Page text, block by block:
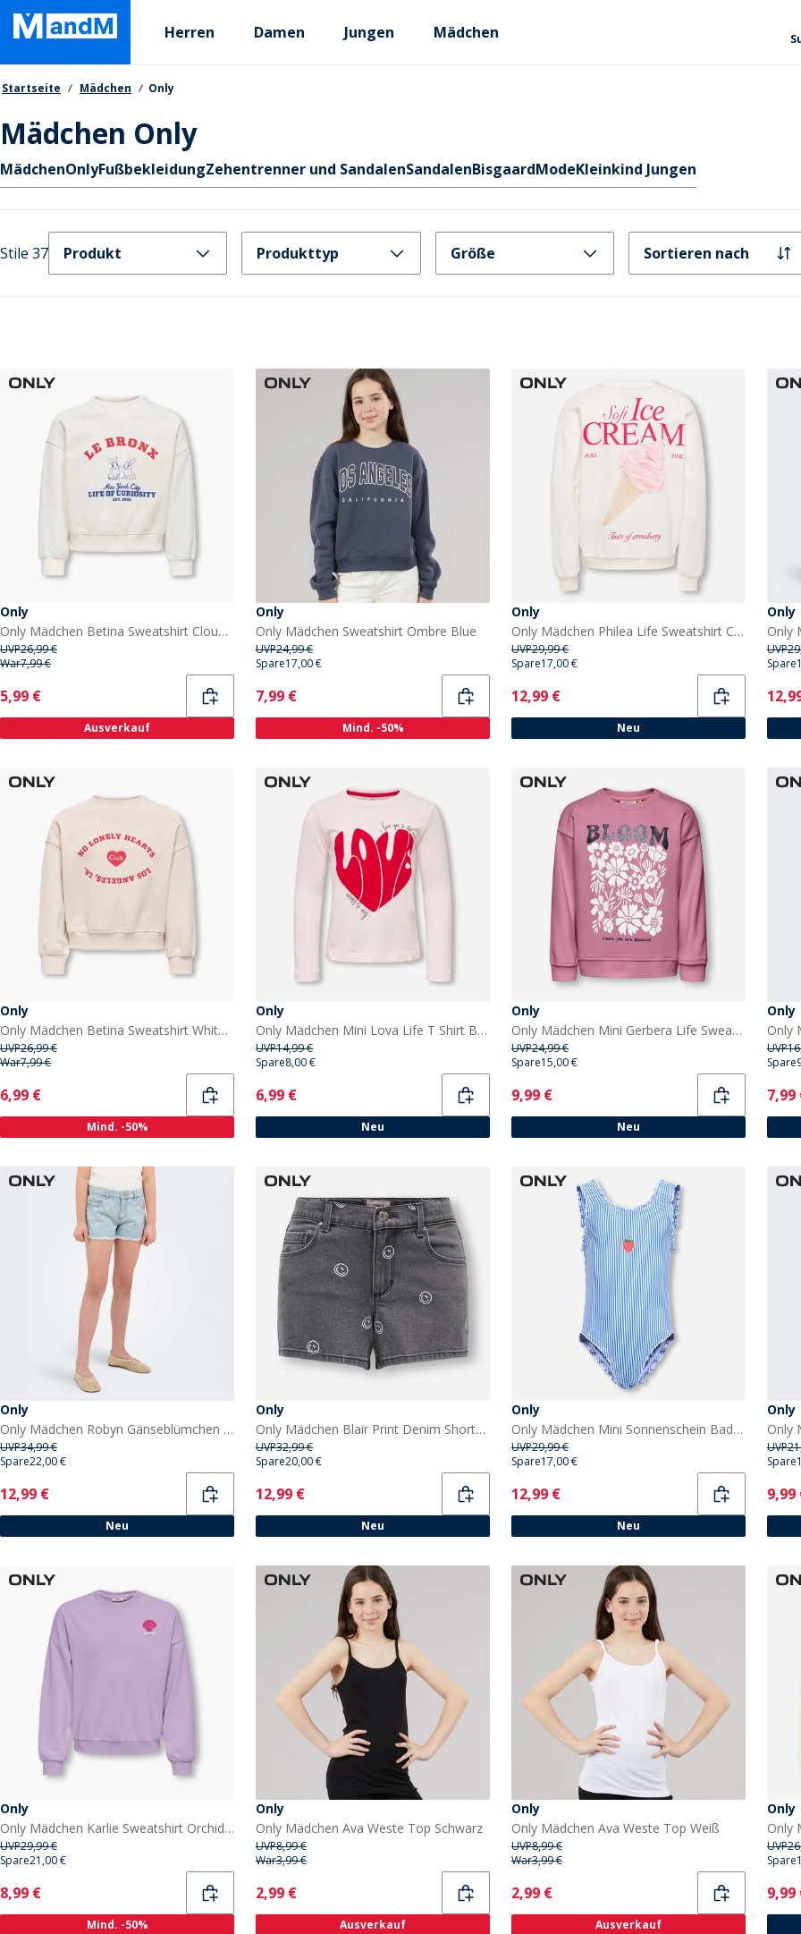
Skip
main
content
Primary departments
Herren Damen Jungen Mädchen
Brotkrumen
Startseite Mädchen Only
Mädchen Only
Schnellzugriff
MädchenOnlyFußbekleidungZehentrenner und SandalenSandalenBisgaardModeKleinkind Jungen
Stile 37 Produkt Produkttyp Größe Sortieren nach
Only
Only Mädchen Betina Sweatshirt Cloud Dancer
UVP26,99 €
War7,99 €
Current
5,99 €
Ausverkauf
Only
Only Mädchen Sweatshirt Ombre Blue
UVP24,99 €
Spare17,00 €
Current
7,99 €
Mind. -50%
Only
Only Mädchen Philea Life Sweatshirt Cloud Dancer
UVP29,99 €
Spare17,00 €
Current
12,99 €
Neu
Only
UVP
Spare
Only
Only Mädchen Betina Sweatshirt Whitecap Gray
UVP26,99 €
War7,99 €
Current
6,99 €
Mind. -50%
Only
Only Mädchen Mini Lova Life T Shirt Barely Pink
UVP14,99 €
Spare8,00 €
Current
6,99 €
Neu
Only
Only Mädchen Mini Gerbera Life Sweatshirt Mauve Orchid
UVP24,99 €
Spare15,00 €
Current
9,99 €
Neu
Only
UVP
Spare
7,99
Only
Only Mädchen Robyn Gänseblümchen Shorts Light Blue Denim
UVP34,99 €
Spare22,00 €
Current
12,99 €
Neu
Only
Only Mädchen Blair Print Denim Shorts Light Grey Denim
UVP32,99 €
Spare20,00 €
Current
12,99 €
Neu
Only
Only Mädchen Mini Sonnenschein Badeanzug Ultramarine
UVP29,99 €
Spare17,00 €
Current
12,99 €
Neu
Only
UVP
Spare
9,99
Only
Only Mädchen Karlie Sweatshirt Orchid Bloom
UVP29,99 €
Spare21,00 €
Current
8,99 €
Mind. -50%
Only
Only Mädchen Ava Weste Top Schwarz
UVP8,99 €
War3,99 €
Current
2,99 €
Ausverkauf
Only
Only Mädchen Ava Weste Top Weiß
UVP8,99 €
War3,99 €
Current
2,99 €
Ausverkauf
Only
UVP
Spare
9,99